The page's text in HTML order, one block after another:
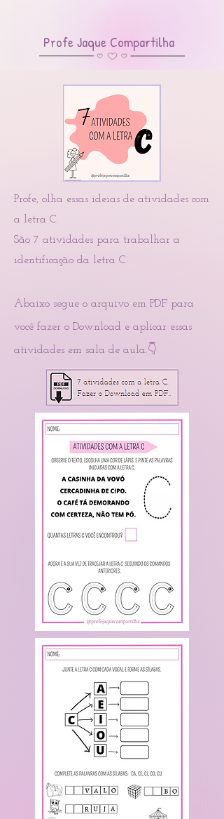
Profe Jaque Compartilha
Profe, olha essas ideias de atividades com
a letra C.
São 7 atividades para trabalhar a
identificação da letra C.
Abaixo segue o arquivo em PDF para
você fazer o Download e aplicar essas
atividades em sala de aula.👇